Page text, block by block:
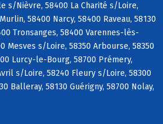
s/Nièvre, 58400 La Charité s/Loire,
58400 Narcy, 58400 Raveau, 58130
Tronsanges, 58400 Varennes-lès-
Mesves s/Loire, 58350 Arbourse, 58350
Lurcy-le-Bourg, 58700 Prémery,
s/Loire, 58240 Fleury s/Loire, 58300
Balleray, 58130 Guérigny, 58700 Nolay,